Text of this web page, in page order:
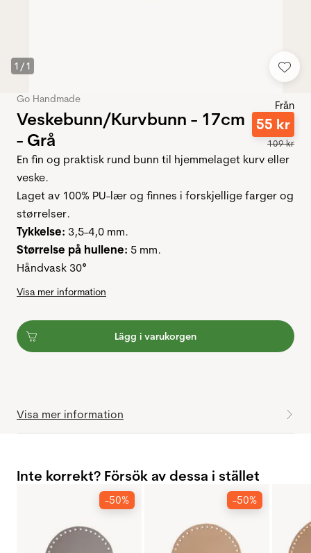
1 /1
Go Handmade
Veskebunn/Kurvbunn - 17cm
- Grå
Från
55 kr
109kr
En fin og praktisk rund bunn til hjemmelaget kurv eller
veske.
Laget av 100% PU-lær og finnes i forskjellige farger og
størrelser.
Tykkelse: 3,5-4,0 mm.
Størrelse på hullene: 5 mm.
Håndvask 30°
Visa mer information
Lägg i varukorgen
Visa mer information
Inte korrekt? Försök av dessa i stället
-50% -50%